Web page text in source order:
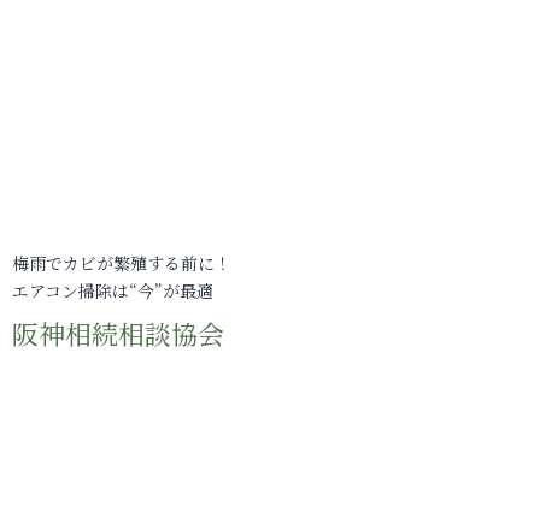
梅雨でカビが繁殖する前に！
エアコン掃除は“今”が最適
阪神相続相談協会